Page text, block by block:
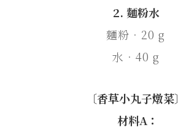
2. 麵粉水
麵粉．20 g
水．40 g
〔香草小丸子燉菜〕
材料A：